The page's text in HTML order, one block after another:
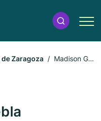
Zaragoza
Madison Grill